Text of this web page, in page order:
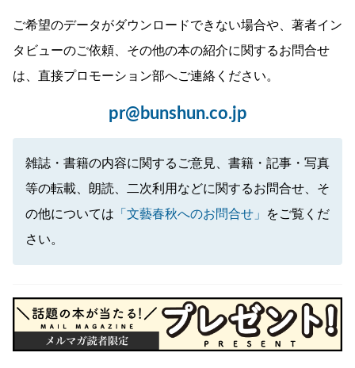
ご希望のデータがダウンロードできない場合や、著者イン
タビューのご依頼、その他の本の紹介に関するお問合せ
は、直接プロモーション部へご連絡ください。
pr@bunshun.co.jp
雑誌・書籍の内容に関するご意見、書籍・記事・写真
等の転載、朗読、二次利用などに関するお問合せ、そ
の他については 「文藝春秋へのお問合せ」
をご覧くだ
さい。